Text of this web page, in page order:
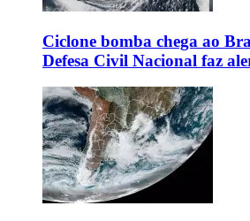
Ciclone bomba chega ao
Defesa Civil Nacional faz